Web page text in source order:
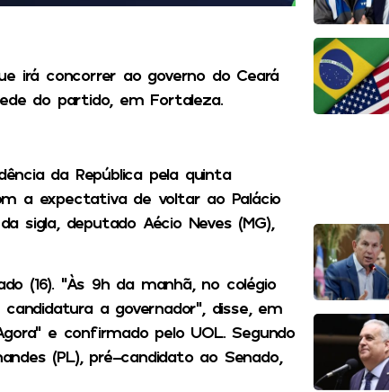
irá concorrer ao governo do Ceará
do partido, em Fortaleza.
da República pela quinta
a expectativa de voltar ao Palácio
sigla, deputado Aécio Neves (MG),
(16). “Às 9h da manhã, no colégio
a governador”, disse, em
e confirmado pelo UOL. Segundo
(PL), pré-candidato ao Senado,